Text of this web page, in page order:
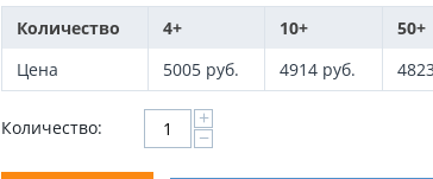
Количество 4+ 10+
50+
Цена
5005 руб. 4914 руб. 4823
Количество: +
−